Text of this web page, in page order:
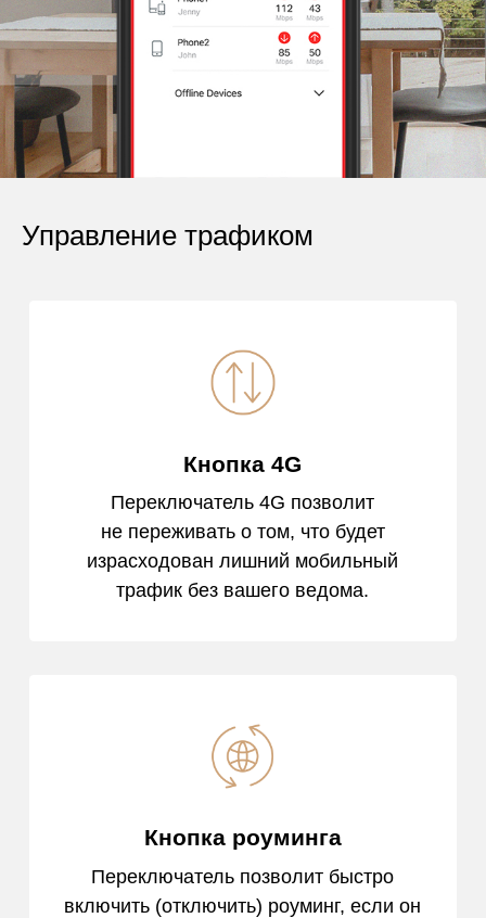
Управление трафиком
Кнопка 4G
Переключатель 4G позволит
не переживать о том, что будет
израсходован лишний мобильный
трафик без вашего ведома.
Кнопка роуминга
Переключатель позволит быстро
включить (отключить) роуминг, если он